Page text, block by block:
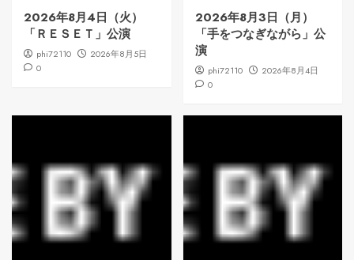
2026年8月4日（火）
「ＲＥＳＥＴ」公演
phi72110
2026年8月5日
0
2026年8月3日（月）
「手をつなぎながら」公
演
phi72110
2026年8月4日
0